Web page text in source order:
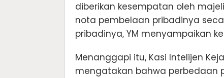
diberikan kesempatan oleh
nota pembelaan pribadinya
pribadinya, YM menyampaikan
Menanggapi itu, Kasi Intelijen
mengatakan bahwa perbedaan